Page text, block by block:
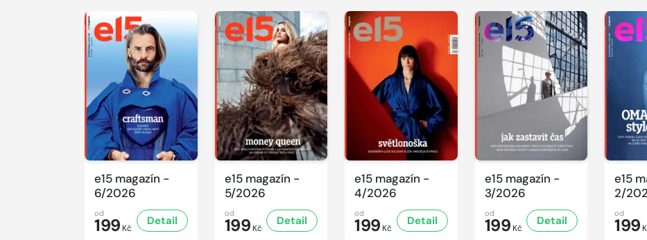
e15 magazín -
6/2026
od
199 Kč
Detail
e15 magazín -
5/2026
od
199 Kč
Detail
e15 magazín -
4/2026
od
199 Kč
Detail
e15 magazín -
3/2026
od
199 Kč
Detail
e15
2/
od
199